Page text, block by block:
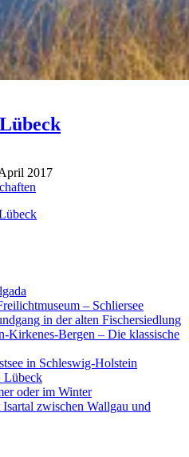
2017
– Schliersee
in der alten Fischersiedlung
Kirkenes-Bergen – Die klassische
in Schleswig-Holstein
Lübeck
oder im Winter
zwischen Wallgau und